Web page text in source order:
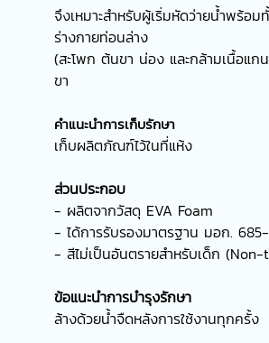
จึงเหมาะสำหรับผู้เริ่มหัดว่ายน้ำพร้อม
ร่างกายท่อนล่าง
(สะโพก ต้นขา น่อง และกล้ามเนื้อแก
ขา
คำแนะนำการเก็บรักษา
เก็บผลิตภัณฑ์ไว้ในที่แห้ง
ส่วนประกอบ
- ผลิตจากวัสดุ EVA Foam
- ได้การรับรองมาตรฐาน มอก.
- สีไม่เป็นอันตรายสำหรับเด็ก
ข้อแนะนำการบำรุงรักษา
ล้างด้วยน้ำจืดหลังการใช้งานทุกครั้ง